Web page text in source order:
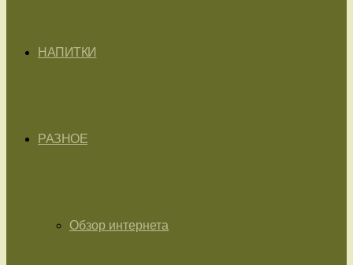
НАПИТКИ
РАЗНОЕ
Обзор интернета